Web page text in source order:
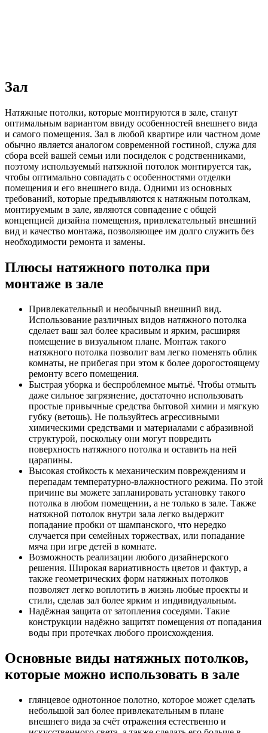
Зал
Натяжные потолки, которые монтируются в зале, станут
оптимальным вариантом ввиду особенностей внешнего вида
и самого помещения. Зал в любой квартире или частном доме
обычно является аналогом современной гостиной, служа для
сбора всей вашей семьи или посиделок с родственниками,
поэтому используемый натяжной потолок монтируется так,
чтобы оптимально совпадать с особенностями отделки
помещения и его внешнего вида. Одними из основных
требований, которые предъявляются к натяжным потолкам,
монтируемым в зале, являются совпадение с общей
концепцией дизайна помещения, привлекательный внешний
вид и качество монтажа, позволяющее им долго служить без
необходимости ремонта и замены.
Плюсы натяжного потолка при
монтаже в зале
Привлекательный и необычный внешний вид.
Использование различных видов натяжного потолка
сделает ваш зал более красивым и ярким, расширяя
помещение в визуальном плане. Монтаж такого
натяжного потолка позволит вам легко поменять облик
комнаты, не прибегая при этом к более дорогостоящему
ремонту всего помещения.
Быстрая уборка и беспроблемное мытьё. Чтобы отмыть
даже сильное загрязнение, достаточно использовать
простые привычные средства бытовой химии и мягкую
губку (ветошь). Не пользуйтесь агрессивными
химическими средствами и материалами с абразивной
структурой, поскольку они могут повредить
поверхность натяжного потолка и оставить на ней
царапины.
Высокая стойкость к механическим повреждениям и
перепадам температурно-влажностного режима. По этой
причине вы можете запланировать установку такого
потолка в любом помещении, а не только в зале. Также
натяжной потолок внутри зала легко выдержит
попадание пробки от шампанского, что нередко
случается при семейных торжествах, или попадание
мяча при игре детей в комнате.
Возможность реализации любого дизайнерского
решения. Широкая вариативность цветов и фактур, а
также геометрических форм натяжных потолков
позволяет легко воплотить в жизнь любые проекты и
стили, сделав зал более ярким и индивидуальным.
Надёжная защита от затопления соседями. Такие
конструкции надёжно защитят помещения от попадания
воды при протечках любого происхождения.
Основные виды натяжных потолков,
которые можно использовать в зале
глянцевое однотонное полотно, которое может сделать
небольшой зал более привлекательным в плане
внешнего вида за счёт отражения естественно и